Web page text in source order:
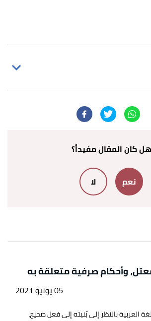
عبد الحميد،دروس في التصريف
هل كان المقال مفيداً؟
نعم لا
وأحكام صرفية متعلقة به
05 يوليو 2021
العربية بالنظر إلى بُنيته إلى فعل صحيح،